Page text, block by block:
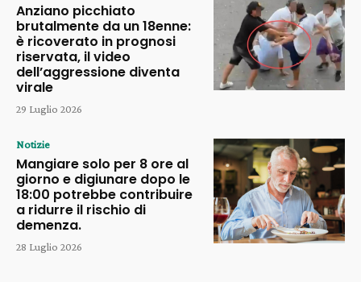
Anziano picchiato
brutalmente da un 18enne:
è ricoverato in prognosi
riservata, il video
dell’aggressione diventa
virale
29 Luglio 2026
Notizie
Mangiare solo per 8 ore al
giorno e digiunare dopo le
18:00 potrebbe contribuire
a ridurre il rischio di
demenza.
28 Luglio 2026